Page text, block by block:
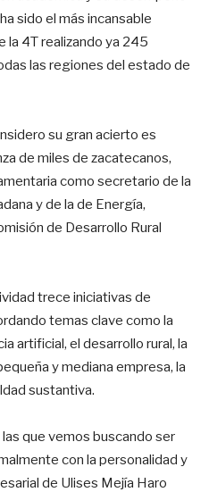
sido el más incansable
la 4T realizando ya 245
las regiones del estado de
su gran acierto es
de miles de zacatecanos,
como secretario de la
y de la de Energía,
de Desarrollo Rural
trece iniciativas de
temas clave como la
artificial, el desarrollo rural, la
y mediana empresa, la
sustantiva.
que vemos buscando ser
con la personalidad y
de Ulises Mejía Haro